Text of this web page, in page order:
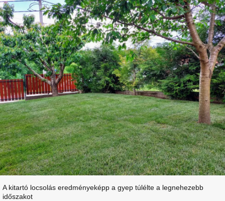
A kitartó locsolás eredményeképp a gyep túlélte a legnehezebb
időszakot